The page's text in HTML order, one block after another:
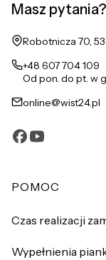
Masz
Adres:
Robotnicza 70,
+48 607 704 109
Od pon. do pt. w
online@wist24.pl
Linki w
POMOC
Czas realizacji
Wypełnienia